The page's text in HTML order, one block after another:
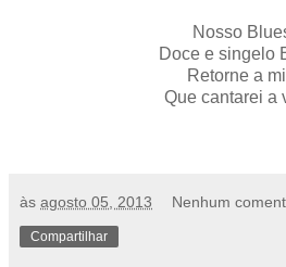
Nosso
Doce e singelo
Retorne a
Que cantarei a
às agosto 05, 2013 Nenhum
Compartilhar